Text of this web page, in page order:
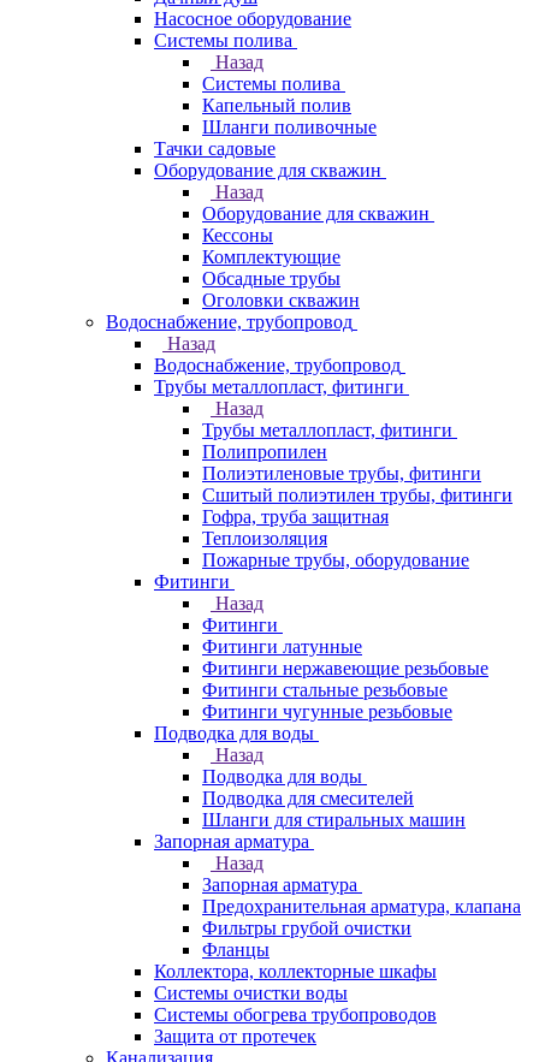
Насосное оборудование
Системы полива
Назад
Системы полива
Капельный полив
Шланги поливочные
Тачки садовые
Оборудование для скважин
Назад
Оборудование для скважин
Кессоны
Комплектующие
Обсадные трубы
Оголовки скважин
Водоснабжение, трубопровод
Назад
Водоснабжение, трубопровод
Трубы металлопласт, фитинги
Назад
Трубы металлопласт, фитинги
Полипропилен
Полиэтиленовые трубы, фитинги
Сшитый полиэтилен трубы, фитинги
Гофра, труба защитная
Теплоизоляция
Пожарные трубы, оборудование
Фитинги
Назад
Фитинги
Фитинги латунные
Фитинги нержавеющие резьбовые
Фитинги стальные резьбовые
Фитинги чугунные резьбовые
Подводка для воды
Назад
Подводка для воды
Подводка для смесителей
Шланги для стиральных машин
Запорная арматура
Назад
Запорная арматура
Предохранительная арматура, клапана
Фильтры грубой очистки
Фланцы
Коллектора, коллекторные шкафы
Системы очистки воды
Системы обогрева трубопроводов
Защита от протечек
Канализация